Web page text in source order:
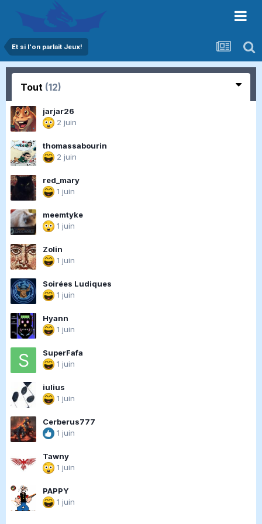
Et si l'on parlait Jeux!
Tout (12)
jarjar26
2 juin
thomassabourin
2 juin
red_mary
1 juin
meemtyke
1 juin
Zolin
1 juin
Soirées Ludiques
1 juin
Hyann
1 juin
SuperFafa
1 juin
iulius
1 juin
Cerberus777
1 juin
Tawny
1 juin
PAPPY
1 juin